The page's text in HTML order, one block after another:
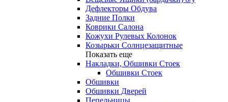
Дефлекторы Обдува
Задние Полки
Коврики Салона
Кожухи Рулевых Колонок
Козырьки Солнцезащитные
Показать еще
Накладки, Обшивки Стоек
Обшивки Стоек
Обшивки
Обшивки Дверей
Пепельницы